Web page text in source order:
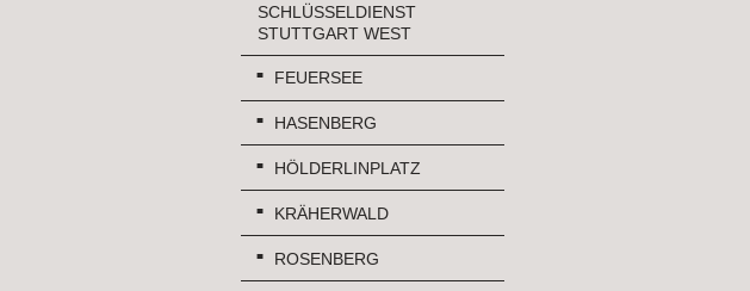
SCHLÜSSELDIENST
STUTTGART WEST
FEUERSEE
HASENBERG
HÖLDERLINPLATZ
KRÄHERWALD
ROSENBERG